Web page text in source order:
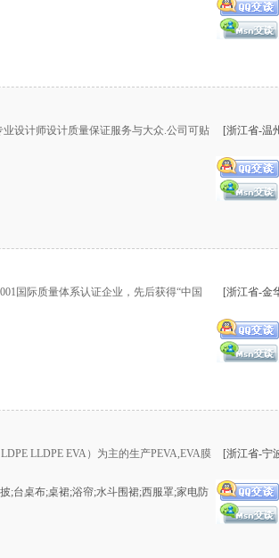
设计师设计质量保证服务与大众.公司可贴
[浙江省-温
国际质量体系认证企业，先后获得“中国
[浙江省-金
LLDPE EVA）为主的生产PEVA,EVA膜
;台桌布;桌裙;浴帘;水斗围裙;西服罩;家电防
[浙江省-宁